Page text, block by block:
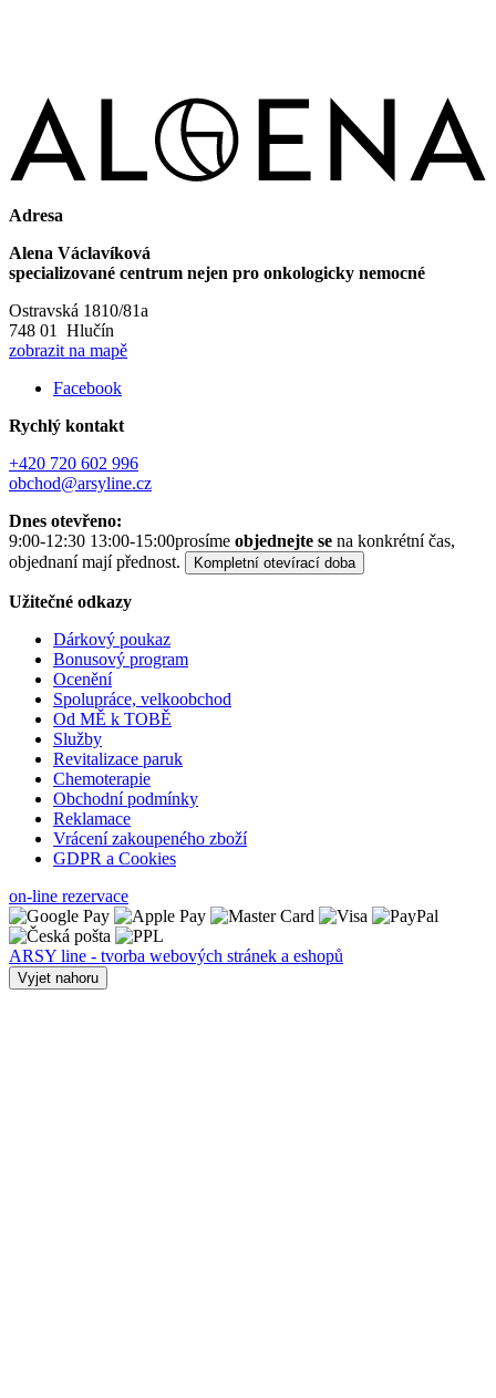
Adresa
Alena Václavíková
specializované centrum nejen pro onkologicky nemocné
Ostravská 1810/81a
748 01 Hlučín
zobrazit na mapě
Facebook
Rychlý kontakt
+420 720 602 996
obchod@arsyline.cz
Dnes otevřeno:
9:00-12:30 13:00-15:00prosíme objednejte se na konkrétní čas,
objednaní mají přednost.
Kompletní otevírací doba
Užitečné odkazy
Dárkový poukaz
Bonusový program
Ocenění
Spolupráce, velkoobchod
Od MĚ k TOBĚ
Služby
Revitalizace paruk
Chemoterapie
Obchodní podmínky
Reklamace
Vrácení zakoupeného zboží
GDPR a Cookies
on-line rezervace
ARSY line - tvorba webových stránek a eshopů
Vyjet nahoru